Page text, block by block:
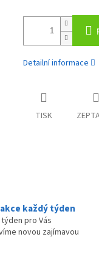
Detailní informace
TISK
každý týden
pro Vás
novou zajímavou